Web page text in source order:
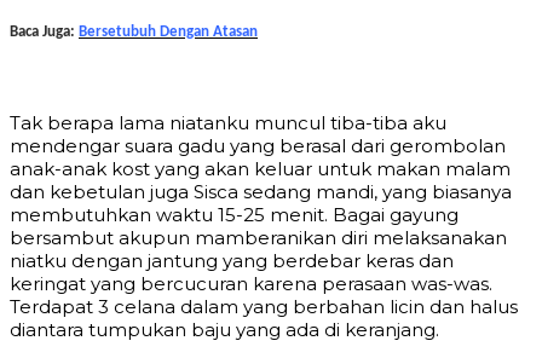
Baca Juga: Bersetubuh Dengan Atasan
Tak berapa lama niatanku muncul tiba-tiba aku
mendengar suara gadu yang berasal dari gerombolan
anak-anak kost yang akan keluar untuk makan malam
dan kebetulan juga Sisca sedang mandi, yang biasanya
membutuhkan waktu 15-25 menit. Bagai gayung
bersambut akupun mamberanikan diri melaksanakan
niatku dengan jantung yang berdebar keras dan
keringat yang bercucuran karena perasaan was-was.
Terdapat 3 celana dalam yang berbahan licin dan halus
diantara tumpukan baju yang ada di keranjang.